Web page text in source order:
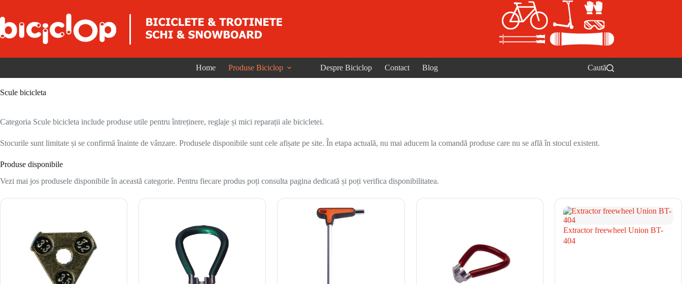
Home Produse Biciclop Despre Biciclop Contact Blog Caută
Scule bicicleta
Categoria Scule bicicleta include produse utile pentru întreținere, reglaje și mici reparații ale bicicletei.
Stocurile sunt limitate și se confirmă înainte de vânzare. Produsele disponibile sunt cele afișate pe site. În etapa actuală, nu mai aducem la comandă produse care nu se află în stocul existent.
Produse disponibile
Vezi mai jos produsele disponibile în această categorie. Pentru fiecare produs poți consulta pagina dedicată și poți verifica disponibilitatea.
Extractor freewheel Union BT-
404